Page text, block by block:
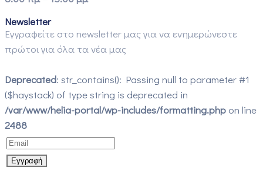
Newsletter
Εγγραφείτε στο newsletter μας για να ενημερώνεστε
πρώτοι για όλα τα νέα μας
Deprecated: str_contains(): Passing null to parameter #1
($haystack) of type string is deprecated in
/var/www/helia-portal/wp-includes/formatting.php on line
2488